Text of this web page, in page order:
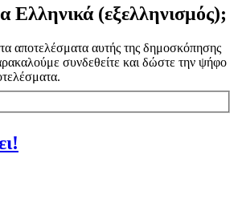
Ελληνικά (εξελληνισμός);
τα αποτελέσματα αυτής της δημοσκόπησης
συνδεθείτε και δώστε την ψήφο